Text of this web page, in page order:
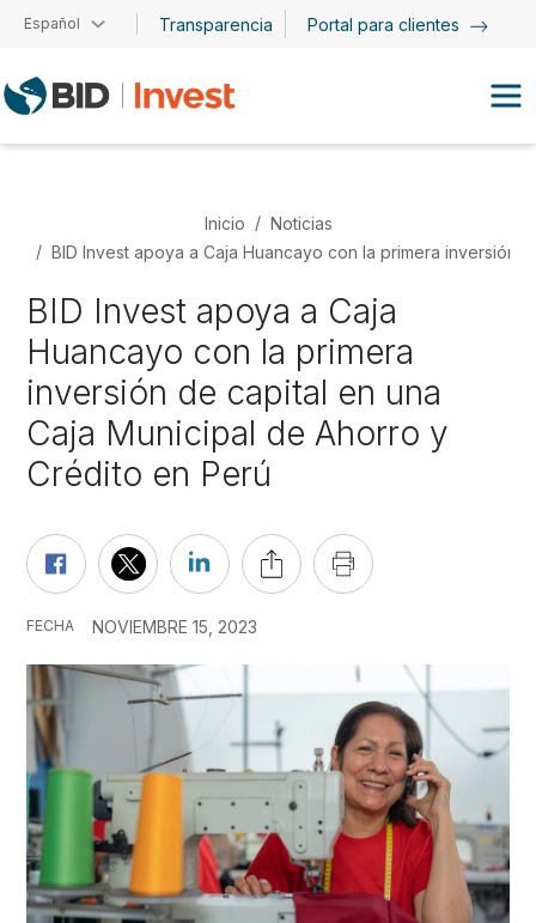
Pasar al contenido principal
Español Transparencia Portal para clientes
Inicio
Noticias
BID Invest apoya a Caja Huancayo con la primera inversión
BID Invest apoya a Caja
Huancayo con la primera
inversión de capital en una
Caja Municipal de Ahorro y
Crédito en Perú
FECHA NOVIEMBRE 15, 2023